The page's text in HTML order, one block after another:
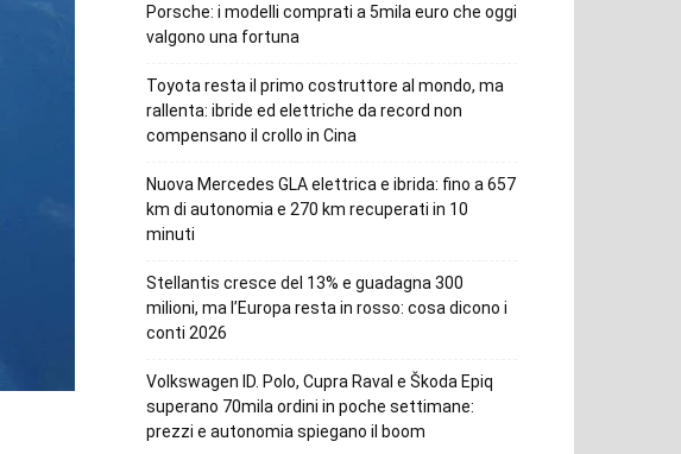
Porsche: i modelli comprati a 5mila euro che oggi
valgono una fortuna
Toyota resta il primo costruttore al mondo, ma
rallenta: ibride ed elettriche da record non
compensano il crollo in Cina
Nuova Mercedes GLA elettrica e ibrida: fino a 657
km di autonomia e 270 km recuperati in 10
minuti
Stellantis cresce del 13% e guadagna 300
milioni, ma l’Europa resta in rosso: cosa dicono i
conti 2026
Volkswagen ID. Polo, Cupra Raval e Škoda Epiq
superano 70mila ordini in poche settimane:
prezzi e autonomia spiegano il boom